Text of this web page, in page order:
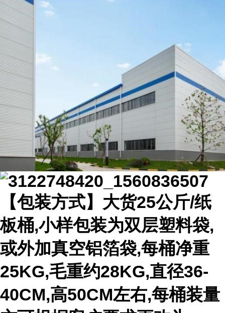
【包装方式】大货25公斤/纸
板桶,小样包装为双层塑料袋,
或外加真空铝箔袋,每桶净重
25KG,毛重约28KG,直径36-
40CM,高50CM左右,每桶装量